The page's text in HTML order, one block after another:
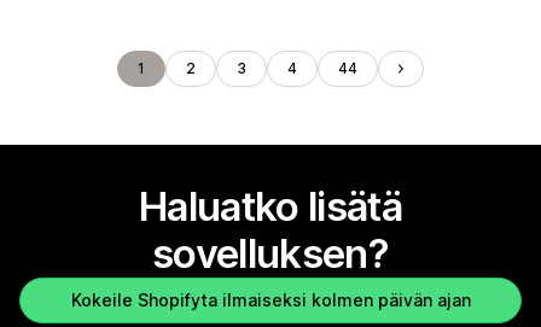
1 2 3 4 44
Haluatko lisätä
sovelluksen?
Kokeile Shopifyta ilmaiseksi kolmen päivän ajan